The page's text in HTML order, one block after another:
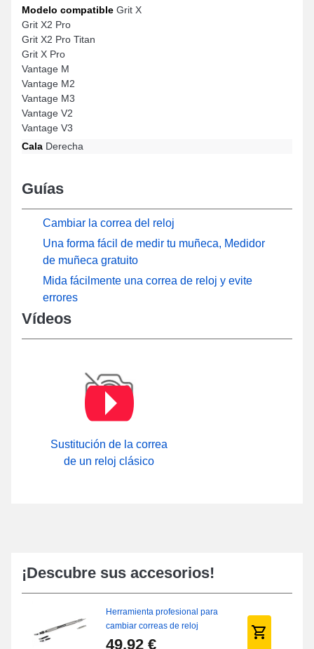
Modelo compatible Grit X
Grit X2 Pro
Grit X2 Pro Titan
Grit X Pro
Vantage M
Vantage M2
Vantage M3
Vantage V2
Vantage V3
Cala Derecha
Guías
Cambiar la correa del reloj
Una forma fácil de medir tu muñeca, Medidor
de muñeca gratuito
Mida fácilmente una correa de reloj y evite
errores
Vídeos
Sustitución de la correa
de un reloj clásico
¡Descubre sus accesorios!
Herramienta profesional para
cambiar correas de reloj
49,92 €